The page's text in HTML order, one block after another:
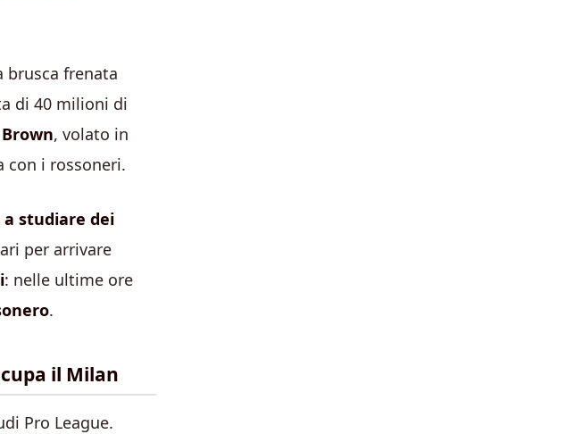
brusca frenata
di 40 milioni di
, volato in
con i rossoneri.
a studiare dei
per arrivare
: nelle ultime ore
.
il Milan
Pro League.